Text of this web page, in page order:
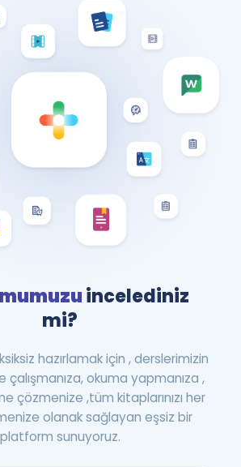
incelediniz
mi?
hazırlamak için , derslerimizin
çalışmanıza, okuma yapmanıza ,
çözmenize ,tüm kitaplarınızı her
olanak sağlayan eşsiz bir
platform sunuyoruz.